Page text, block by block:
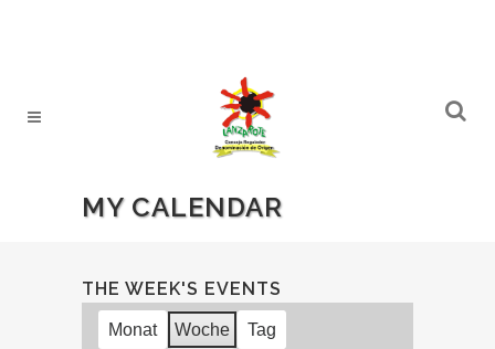
MY CALENDAR
THE WEEK'S EVENTS
Monat Woche Tag